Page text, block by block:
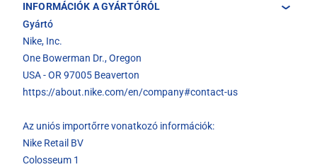
INFORMÁCIÓK A GYÁRTÓRÓL
Gyártó
Nike, Inc.
One Bowerman Dr., Oregon
USA - OR 97005 Beaverton
https://about.nike.com/en/company#contact-us
Az uniós importőrre vonatkozó információk:
Nike Retail BV
Colosseum 1